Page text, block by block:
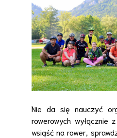
Nie da się nauczyć
rowerowych wyłącznie
wsiąść na rower,